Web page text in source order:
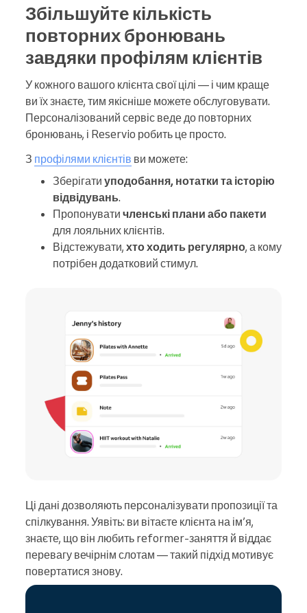
Збільшуйте кількість
повторних бронювань
завдяки профілям клієнтів
У кожного вашого клієнта свої цілі — і чим краще
ви їх знаєте, тим якісніше можете обслуговувати.
Персоналізований сервіс веде до повторних
бронювань, і Reservio робить це просто.
З профілями клієнтів ви можете:
Зберігати уподобання, нотатки та історію
відвідувань.
Пропонувати членські плани або пакети
для лояльних клієнтів.
Відстежувати, хто ходить регулярно, а кому
потрібен додатковий стимул.
Ці дані дозволяють персоналізувати пропозиції та
спілкування. Уявіть: ви вітаєте клієнта на ім’я,
знаєте, що він любить reformer-заняття й віддає
перевагу вечірнім слотам — такий підхід мотивує
повертатися знову.